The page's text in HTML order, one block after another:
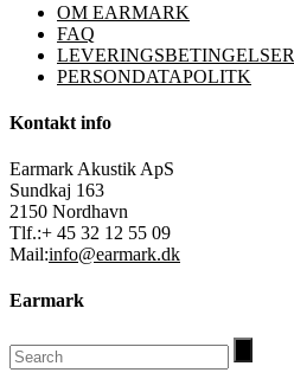
OM EARMARK
FAQ
LEVERINGSBETINGELSER
PERSONDATAPOLITK
Kontakt info
Earmark Akustik ApS
Sundkaj 163
2150 Nordhavn
Tlf.:+ 45 32 12 55 09
Mail:info@earmark.dk
Earmark